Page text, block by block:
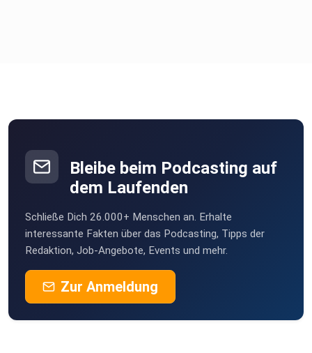
Bleibe beim Podcasting auf
dem Laufenden
Schließe Dich 26.000+ Menschen an. Erhalte
interessante Fakten über das Podcasting, Tipps der
Redaktion, Job-Angebote, Events und mehr.
Zur Anmeldung